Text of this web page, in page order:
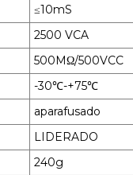
≤10mS
2500 VCA
500MΩ/500VCC
-30℃-+75℃
aparafusado
LIDERADO
240g